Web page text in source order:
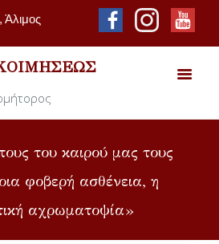
Άλιμος
του καιρού μας τους
φοβερή ασθένεια, η
αχρωματοψία»